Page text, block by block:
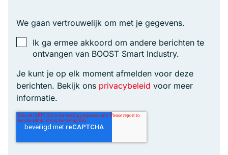
We gaan vertrouwelijk om met je gegevens.
Ik ga ermee akkoord om andere berichten te
ontvangen van BOOST Smart Industry.
Je kunt je op elk moment afmelden voor deze
berichten. Bekijk ons privacybeleid voor meer
informatie.